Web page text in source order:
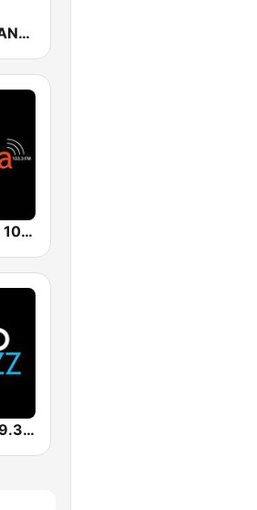
Fun Radio FRANCE
Radio Clasica 103.3 FM
KUVO Jazz 89.3 FM